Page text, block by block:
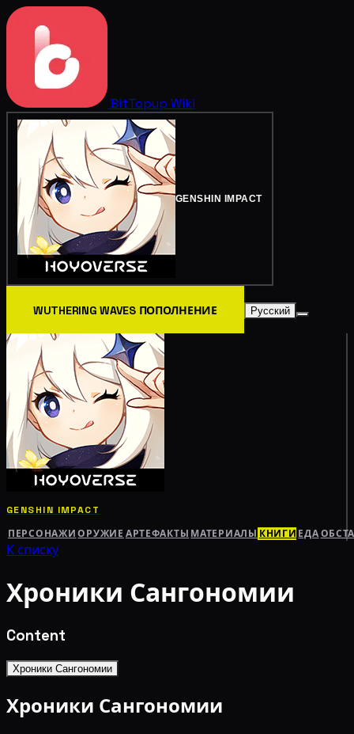
BitTopup Wiki
GENSHIN IMPACT
WUTHERING WAVES ПОПОЛНЕНИЕ Русский
GENSHIN IMPACT
ПЕРСОНАЖИ ОРУЖИЕ АРТЕФАКТЫ МАТЕРИАЛЫ КНИГИ ЕДА
К списку
Хроники Сангономии
Content
Хроники Сангономии
Хроники Сангономии